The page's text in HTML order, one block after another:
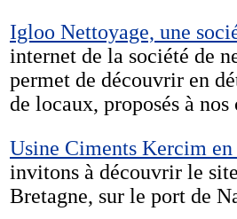
Igloo Nettoyage, une
internet de la société de
permet de découvrir en
de locaux, proposés à nos
Usine Ciments Kercim
invitons à découvrir le
Bretagne, sur le port de